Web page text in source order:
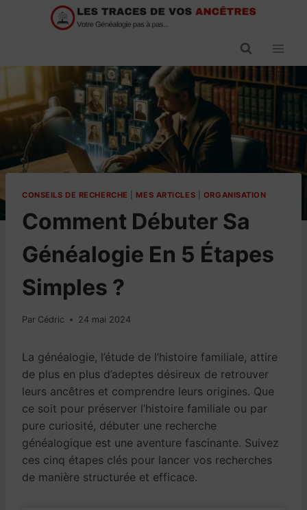
CONSEILS DE RECHERCHE MES ARTICLES ORGANISATION
Comment Débuter Sa
Généalogie En 5 Étapes
Simples ?
Par Cédric 24 mai 2024
La généalogie, l’étude de l’histoire familiale, attire
de plus en plus d’adeptes désireux de retrouver
leurs ancêtres et comprendre leurs origines. Que
ce soit pour préserver l’histoire familiale ou par
pure curiosité, débuter une recherche
généalogique est une aventure fascinante. Suivez
ces cinq étapes clés pour lancer vos recherches
de manière structurée et efficace.